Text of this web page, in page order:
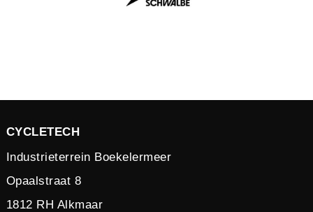
CYCLETECH
Industrieterrein Boekelermeer
Opaalstraat 8
1812 RH Alkmaar